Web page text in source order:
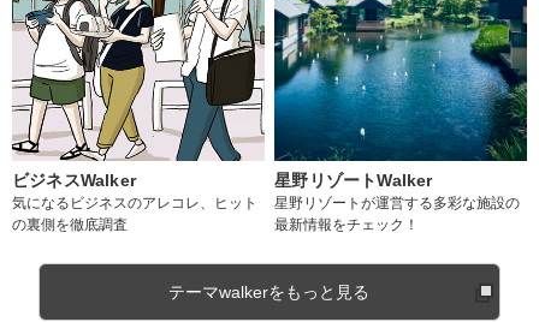
ビジネスWalker
気になるビジネスのアレコレ、ヒット
の裏側を徹底調査
星野リゾートWalker
星野リゾートが運営する多彩な施設の
最新情報をチェック！
テーマwalkerをもっと見る